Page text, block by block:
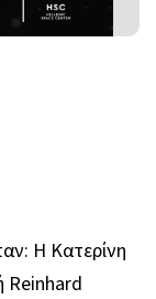
Η Κατερίνη
Reinhard